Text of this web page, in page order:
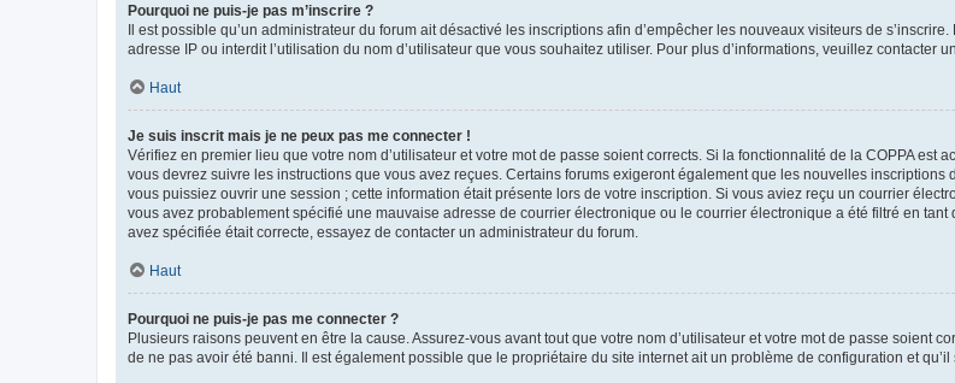
Pourquoi ne puis-je pas m’inscrire ?
Il est possible qu’un administrateur du forum ait désactivé les inscriptions afin d’empêcher les nouveaux visiteurs de
adresse IP ou interdit l’utilisation du nom d’utilisateur que vous souhaitez utiliser. Pour plus d’informations, veuillez contacter
Haut
Je suis inscrit mais je ne peux pas me connecter !
Vérifiez en premier lieu que votre nom d’utilisateur et votre mot de passe soient corrects. Si la fonctionnalité de la COPPA est
vous devrez suivre les instructions que vous avez reçues. Certains forums exigeront également que les nouvelles
vous puissiez ouvrir une session ; cette information était présente lors de votre inscription. Si vous aviez reçu un courrier
vous avez probablement spécifié une mauvaise adresse de courrier électronique ou le courrier électronique a été filtré en
avez spécifiée était correcte, essayez de contacter un administrateur du forum.
Haut
Pourquoi ne puis-je pas me connecter ?
Plusieurs raisons peuvent en être la cause. Assurez-vous avant tout que votre nom d’utilisateur et votre mot de passe soient
de ne pas avoir été banni. Il est également possible que le propriétaire du site internet ait un problème de configuration et qu’il